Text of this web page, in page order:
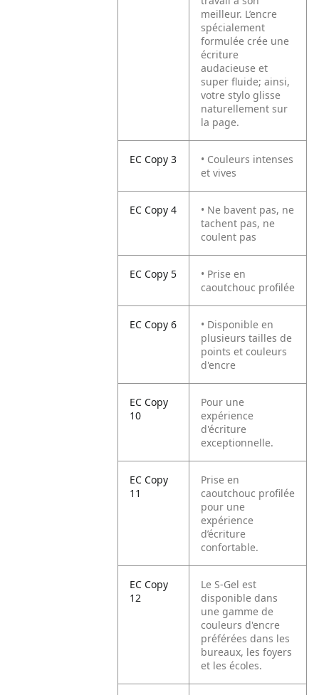
meilleur. L’encre
spécialement
formulée crée une
écriture
audacieuse et
super fluide; ainsi,
votre stylo glisse
naturellement sur
la page.
EC Copy 3
• Couleurs intenses
et vives
EC Copy 4
• Ne bavent pas, ne
tachent pas, ne
coulent pas
EC Copy 5
• Prise en
caoutchouc profilée
EC Copy 6
• Disponible en
plusieurs tailles de
points et couleurs
d'encre
EC Copy
10
Pour une
expérience
d'écriture
exceptionnelle.
EC Copy
11
Prise en
caoutchouc profilée
pour une
expérience
d’écriture
confortable.
EC Copy
12
Le S-Gel est
disponible dans
une gamme de
couleurs d'encre
préférées dans les
bureaux, les foyers
et les écoles.